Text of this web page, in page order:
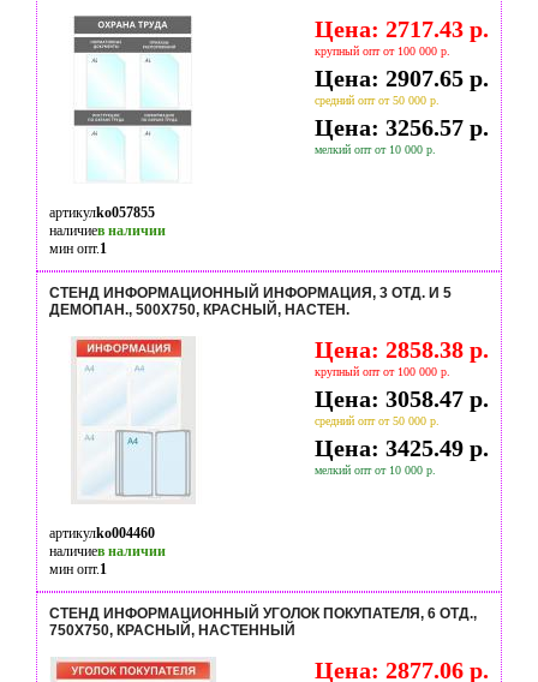
Цена: 2717.43 р.
крупный опт от 100 000 р.
Цена: 2907.65 р.
средний опт от 50 000 р.
Цена: 3256.57 р.
мелкий опт от 10 000 р.
артикулko057855
наличиев наличии
мин опт.1
СТЕНД ИНФОРМАЦИОННЫЙ ИНФОРМАЦИЯ, 3 ОТД. И 5
ДЕМОПАН., 500Х750, КРАСНЫЙ, НАСТЕН.
Цена: 2858.38 р.
крупный опт от 100 000 р.
Цена: 3058.47 р.
средний опт от 50 000 р.
Цена: 3425.49 р.
мелкий опт от 10 000 р.
артикулko004460
наличиев наличии
мин опт.1
СТЕНД ИНФОРМАЦИОННЫЙ УГОЛОК ПОКУПАТЕЛЯ, 6 ОТД.,
750Х750, КРАСНЫЙ, НАСТЕННЫЙ
Цена: 2877.06 р.